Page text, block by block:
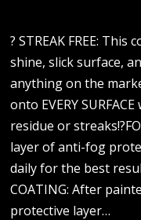
? STREAK FREE:
shine, slick surface,
anything on the
onto EVERY
residue or
layer of anti-fog
daily for the best
COATING: After
protective layer…